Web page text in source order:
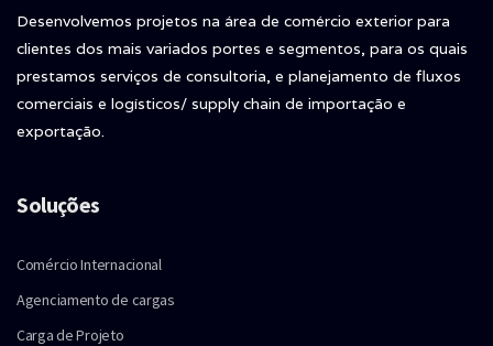
Desenvolvemos projetos na área de comércio exterior para
clientes dos mais variados portes e segmentos, para os quais
prestamos serviços de consultoria, e planejamento de fluxos
comerciais e logísticos/ supply chain de importação e
exportação.
Soluções
Comércio Internacional
Agenciamento de cargas
Carga de Projeto